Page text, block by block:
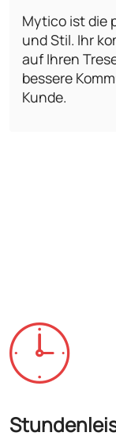
Mytico ist die
und Stil. Ihr
auf Ihren
bessere
Kunde.